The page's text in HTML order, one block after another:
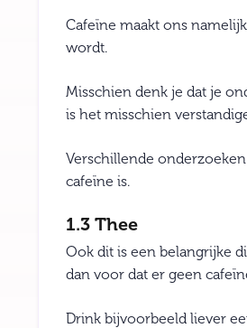
Cafeïne maakt ons
wordt.
Misschien denk je dat je
is het misschien
Verschillende
cafeïne is.
1.3 Thee
Ook dit is een belangrijke
dan voor dat er geen
Drink bijvoorbeeld liever